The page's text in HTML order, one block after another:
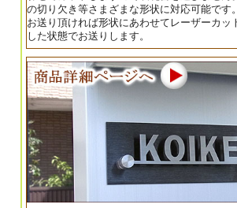
の切り欠き等さまざまな形状に対応可能です
お送り頂ければ形状にあわせてレーザーカッ
した状態でお送りします。